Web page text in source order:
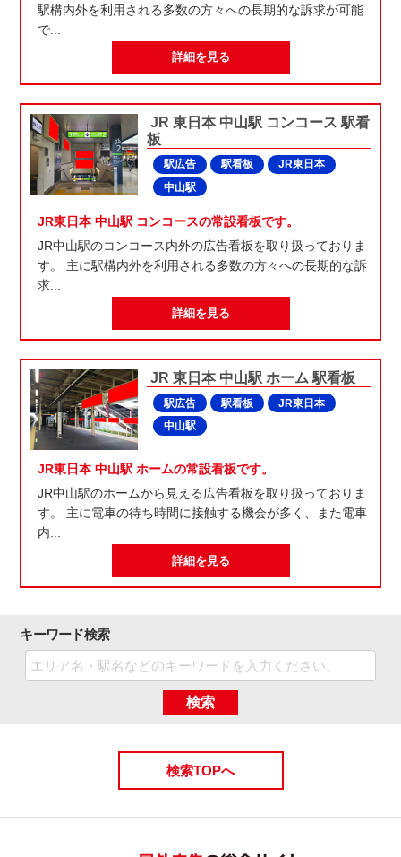
駅構内外を利用される多数の方々への長期的な訴求が可能
で...
詳細を見る
JR 東日本 中山駅 コンコース 駅看
板
駅広告 駅看板
JR東日本
中山駅
JR東日本 中山駅 コンコースの常設看板です。
JR中山駅のコンコース内外の広告看板を取り扱っておりま
す。 主に駅構内外を利用される多数の方々への長期的な訴
求...
詳細を見る
JR 東日本 中山駅 ホーム 駅看板
駅広告 駅看板
JR東日本
中山駅
JR東日本 中山駅 ホームの常設看板です。
JR中山駅のホームから見える広告看板を取り扱っておりま
す。 主に電車の待ち時間に接触する機会が多く、また電車
内...
詳細を見る
キーワード検索
検索
検索TOPへ